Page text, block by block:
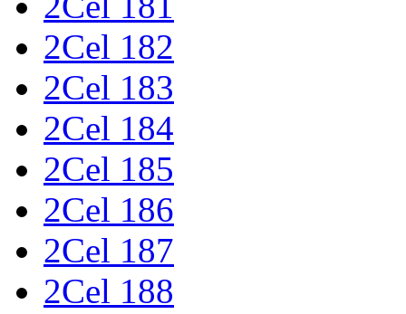
2Cel 182
2Cel 183
2Cel 184
2Cel 185
2Cel 186
2Cel 187
2Cel 188